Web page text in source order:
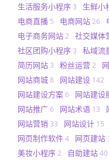
生活服务小程序 3 生鲜小
电商直播 5 电商网站26
电子商务网站2 社交媒体
社区团购小程序 3 私域流
简历网站 3 粉丝运营2
网站商城8 网站建设 142
网站建设方案6 网站建设
网站推广6 网站术语 13
网站营销 33 网站设计 15
网页制作软件4 网页建站
美妆小程序2 自助建站40